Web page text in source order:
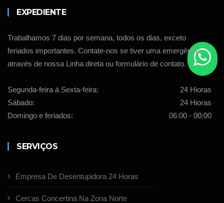
EXPEDIENTE
Trabalhamos 7 dias por semana, todos os dias, exceto
feriados importantes. Contate-nos se tiver uma emergência,
através de nossa Linha direta ou formulário de contato.
Segunda-feira á Sexta-feira:
24 Hioras
Sábado:
24 Hioras
Domingo e feriados:
06:00 - 00:00
SERVIÇOS
Empresa De Desentupidora 24 Horas
Cercas Concertina Na Zona Norte